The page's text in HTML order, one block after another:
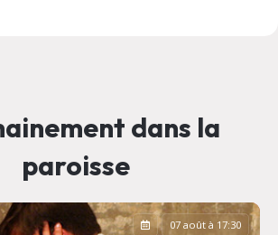
dans la
paroisse
07 août à 17:30